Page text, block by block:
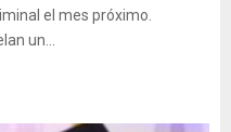
el mes próximo.
un...